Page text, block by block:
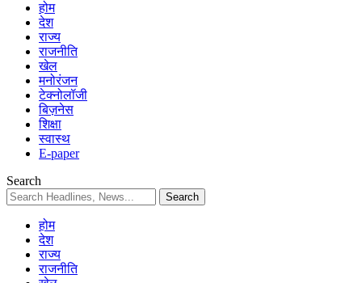
होम
देश
राज्य
राजनीति
खेल
मनोरंजन
टेक्नोलॉजी
बिज़नेस
शिक्षा
स्वास्थ
E-paper
Search
होम
देश
राज्य
राजनीति